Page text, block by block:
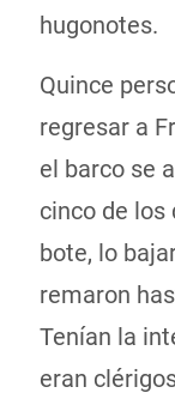
hugonotes.
Quince
regresar a
el barco se
cinco de los
bote, lo
remaron
Tenían la
eran